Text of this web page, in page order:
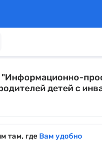
"Информационно-
детей с
там, где Вам удобно